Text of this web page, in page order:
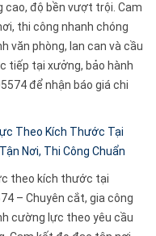
độ bền vượt trội. Cam
thi công nhanh chóng
văn phòng, lan can và cầu
tiếp tại xưởng, bảo hành
để nhận báo giá chi
Theo Kích Thước Tại
Nơi, Thi Công Chuẩn
theo kích thước tại
– Chuyên cắt, gia công
cường lực theo yêu cầu